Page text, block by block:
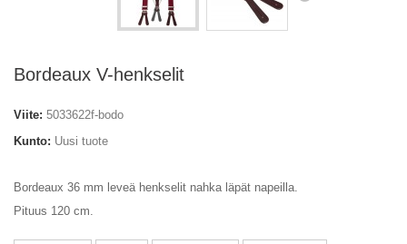
Bordeaux V-henkselit
Viite: 5033622f-bodo
Kunto: Uusi tuote
Bordeaux 36 mm leveä henkselit nahka läpät napeilla.
Pituus 120 cm.